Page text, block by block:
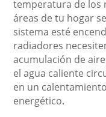
temperatura de los
áreas de tu hogar
sistema esté
radiadores
acumulación de
el agua caliente
en un
energético.